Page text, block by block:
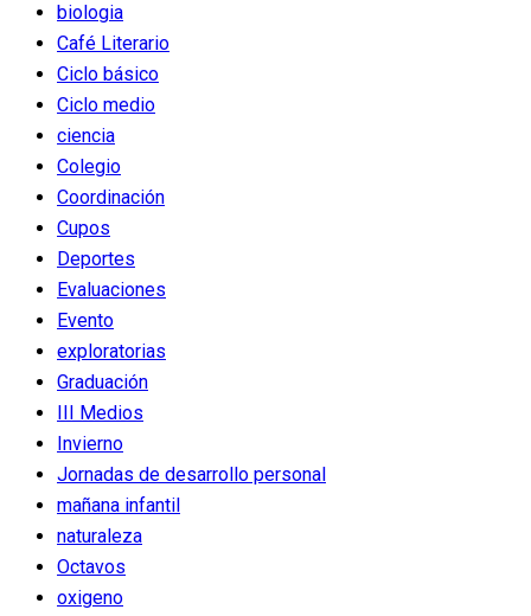
biologia
Café Literario
Ciclo básico
Ciclo medio
ciencia
Colegio
Coordinación
Cupos
Deportes
Evaluaciones
Evento
exploratorias
Graduación
III Medios
Invierno
Jornadas de desarrollo personal
mañana infantil
naturaleza
Octavos
oxigeno